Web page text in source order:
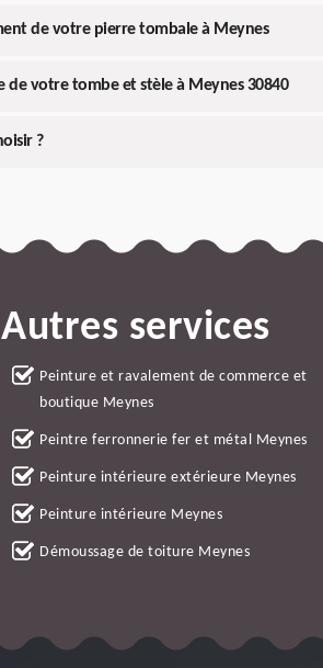
de votre pierre tombale à Meynes
de votre tombe et stèle à Meynes 30840
?
Autres services
Peinture et ravalement de commerce et
boutique Meynes
Peintre ferronnerie fer et métal Meynes
Peinture intérieure extérieure Meynes
Peinture intérieure Meynes
Démoussage de toiture Meynes